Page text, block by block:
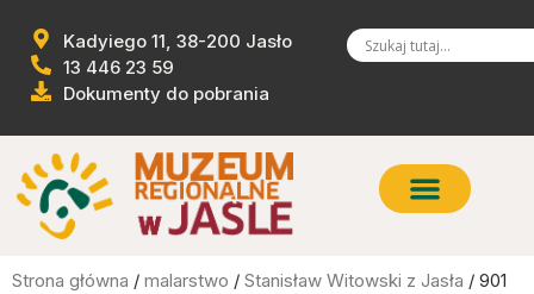
Kadyiego 11, 38-200 Jasło
13 446 23 59
Dokumenty do pobrania
Strona główna / malarstwo / Stanisław Witowski z Jasła / 901